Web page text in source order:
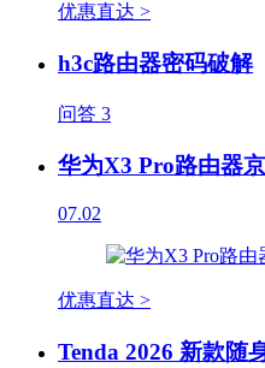
优惠直达 >
h3c路由器密码破解
问答 3
华为X3 Pro路由器
07.02
优惠直达 >
Tenda 2026 新款随